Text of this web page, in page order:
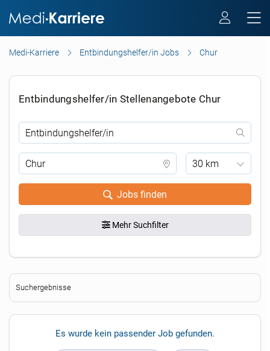
Medi-Karriere Entbindungshelfer/in Jobs Chur
Entbindungshelfer/in Stellenangebote Chur
30 km
Jobs finden
Mehr Suchfilter
Suchergebnisse
Es wurde kein passender Job gefunden.